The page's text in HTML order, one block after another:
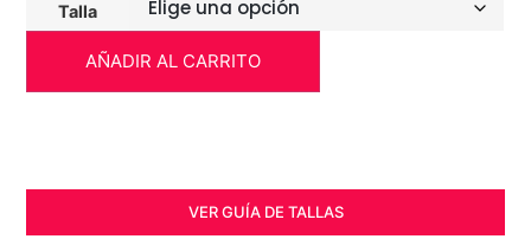
Talla
AÑADIR AL CARRITO
VER GUÍA DE TALLAS